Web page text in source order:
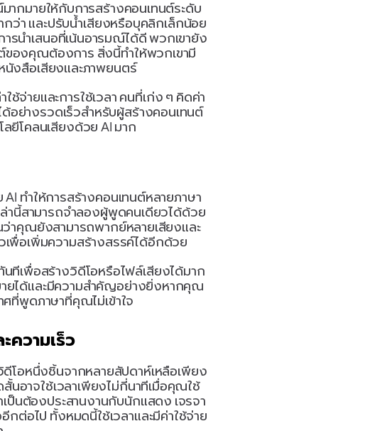
กมายให้กับการสร้างคอนเทนต์ระดับ
ว่า และปรับน้ำเสียงหรือบุคลิกเล็กน้อย
ารนำเสนอที่เน้นอารมณ์ได้ดี พวกเขายัง
ของคุณต้องการ สิ่งนี้ทำให้พวกเขามี
งสือเสียงและภาพยนตร์
จ่ายและการใช้เวลา คนที่เก่ง ๆ คิดค่า
อย่างรวดเร็วสำหรับผู้สร้างคอนเทนต์
ลยีโคลนเสียงด้วย AI มาก
ทำให้การสร้างคอนเทนต์หลายภาษา
ล่านี้สามารถจำลองผู้พูดคนเดียวได้ด้วย
าคุณยังสามารถพากย์หลายเสียงและ
เพื่อเพิ่มความสร้างสรรค์ได้อีกด้วย
ทีเพื่อสร้างวิดีโอหรือไฟล์เสียงได้มาก
ยได้และมีความสำคัญอย่างยิ่งหากคุณ
ที่พูดภาษาที่คุณไม่เข้าใจ
ความเร็ว
ดีโอหนึ่งชิ้นจากหลายสัปดาห์เหลือเพียง
นอาจใช้เวลาเพียงไม่กี่นาทีเมื่อคุณใช้
ป็นต้องประสานงานกับนักแสดง เจรจา
อไป ทั้งหมดนี้ใช้เวลาและมีค่าใช้จ่าย